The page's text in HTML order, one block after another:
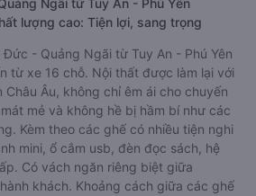
Ngãi từ Tuy An - Phú Yên
lượng cao: Tiện lợi, sang trọng
- Quảng Ngãi từ Tuy An - Phú Yên
từ xe 16 chỗ. Nội thất được làm lại với
Âu, không chỉ êm ái cho chuyến
mẻ và không hề bị hầm bí như các
Kèm theo các ghế có nhiều tiện nghi
mini, ổ cắm usb, đèn đọc sách, hệ
Có vách ngăn riêng biệt giữa
khách. Khoảng cách giữa các ghế